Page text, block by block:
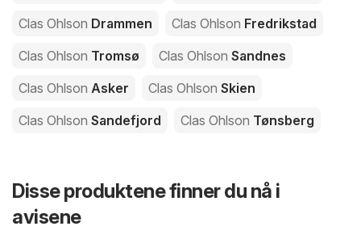
Clas Ohlson Drammen Clas Ohlson Fredrikstad
Clas Ohlson Tromsø Clas Ohlson Sandnes
Clas Ohlson Asker Clas Ohlson Skien
Clas Ohlson Sandefjord Clas Ohlson Tønsberg
Disse produktene finner du nå i
avisene